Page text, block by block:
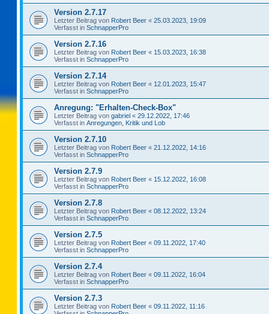
Version 2.7.17
Letzter Beitrag von Robert Beer « 25.03.2023, 19:09
Verfasst in SchnapperPro
Version 2.7.16
Letzter Beitrag von Robert Beer « 15.03.2023, 16:38
Verfasst in SchnapperPro
Version 2.7.14
Letzter Beitrag von Robert Beer « 12.01.2023, 15:47
Verfasst in SchnapperPro
Anregung: "Erhalten-Check-Box"
Letzter Beitrag von gabriel « 29.12.2022, 17:46
Verfasst in Anregungen, Kritik und Lob
Version 2.7.10
Letzter Beitrag von Robert Beer « 21.12.2022, 14:16
Verfasst in SchnapperPro
Version 2.7.9
Letzter Beitrag von Robert Beer « 15.12.2022, 16:08
Verfasst in SchnapperPro
Version 2.7.8
Letzter Beitrag von Robert Beer « 08.12.2022, 13:24
Verfasst in SchnapperPro
Version 2.7.5
Letzter Beitrag von Robert Beer « 09.11.2022, 17:40
Verfasst in SchnapperPro
Version 2.7.4
Letzter Beitrag von Robert Beer « 09.11.2022, 16:04
Verfasst in SchnapperPro
Version 2.7.3
Letzter Beitrag von Robert Beer « 09.11.2022, 11:16